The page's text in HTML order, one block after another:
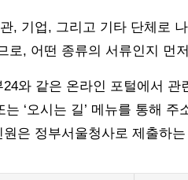
, 기업, 그리고 기타 단체로
로, 어떤 종류의 서류인지 먼
와 같은 온라인 포털에서
는 ‘오시는 길’ 메뉴를 통해
은 정부서울청사로 제출하